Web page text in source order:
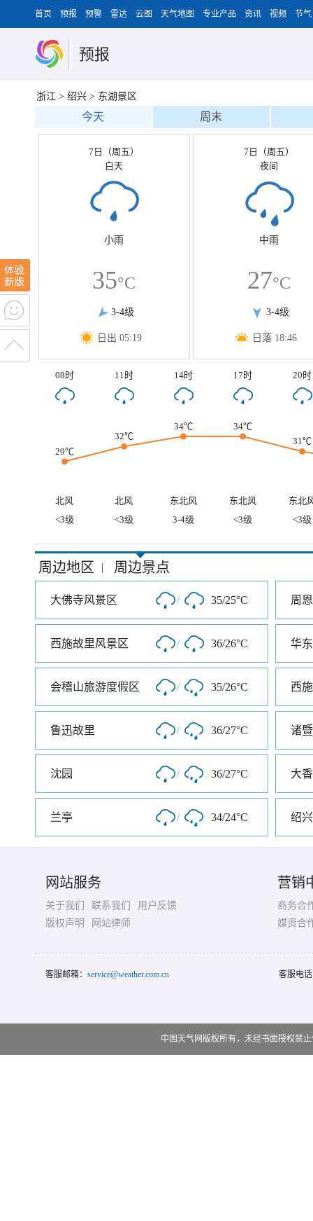
首页 预报 预警 雷达 云图 天气地图 专业产品 资讯 视频 节气
预报
浙江 > 绍兴 > 东湖景区
今天 周末
7日（周五）
白天
小雨
35°C
3-4级
日出 05:19
7日（周五）
夜间
中雨
27°C
3-4级
日落 18:46
08时 11时 14时 17时 20时
29℃
32℃
34℃
34℃
31℃
北风 北风 东北风 东北风
东北
<3级
<3级 3-4级 <3级 <3级
周边地区 | 周边景点
大佛寺风景区 / 35/25°C 周
西施故里风景区 / 36/26°C
会稽山旅游度假区 / 35/26°C 西
鲁迅故里 / 36/27°C 诸
沈园 / 36/27°C
兰亭 / 34/24°C 绍
网站服务
关于我们 联系我们
用户反馈
版权声明
网站律师
营销
商务合
媒资合
客服邮箱： service@weather.com.cn 客服电
中国天气网版权所有，未经书面授权